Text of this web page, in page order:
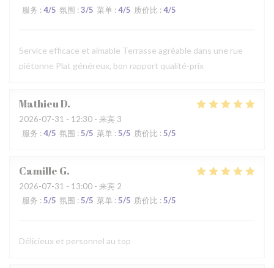
服务 : 4/5 氛围 : 3/5 菜单 : 4/5 质价比 : 4/5
Service efficace et aimable Terrasse agréable dans une rue
piétonne Plat généreux, bon rapport qualité-prix
MathieuD
2026-07-31 - 12:30 - 来宾 3
服务 : 4/5 氛围 : 5/5 菜单 : 5/5 质价比 : 5/5
Camille G
2026-07-31 - 13:00 - 来宾 2
服务 : 5/5 氛围 : 5/5 菜单 : 5/5 质价比 : 5/5
Délicieux et personnel au top